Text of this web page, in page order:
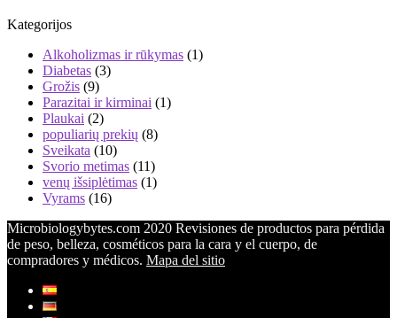
Kategorijos
Alkoholizmas ir rūkymas (1)
Diabetas (3)
Grožis (9)
Parazitai ir kirminai (1)
Plaukai (2)
populiarių prekių (8)
Sveikata (10)
Svorio metimas (11)
venų išsiplėtimas (1)
Vyrams (16)
Microbiologybytes.com 2020 Revisiones de productos para pérdida
de peso, belleza, cosméticos para la cara y el cuerpo, de
compradores y médicos. Mapa del sitio